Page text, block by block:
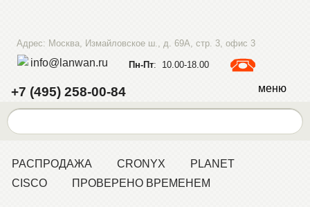
Адрес: Москва, Измайловское ш., д. 69А, стр. 3, офис 3
info@lanwan.ru Пн-Пт: 10.00-18.00
+7 (495) 258-00-84 меню
РАСПРОДАЖА CRONYX
PLANET
CISCO
ПРОВЕРЕНО ВРЕМЕНЕМ